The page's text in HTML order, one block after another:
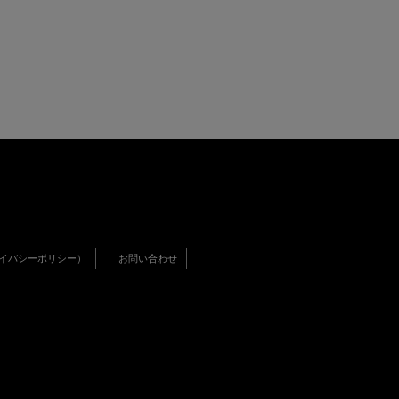
バシーポリシー） お問い合わせ